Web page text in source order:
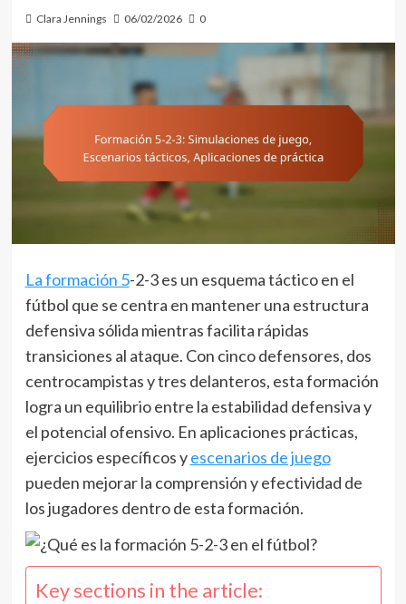
Clara Jennings 06/02/2026 0
La formación 5-2-3 es un esquema táctico en el
fútbol que se centra en mantener una estructura
defensiva sólida mientras facilita rápidas
transiciones al ataque. Con cinco defensores, dos
centrocampistas y tres delanteros, esta formación
logra un equilibrio entre la estabilidad defensiva y
el potencial ofensivo. En aplicaciones prácticas,
ejercicios específicos yescenarios de juego
pueden mejorar la comprensión y efectividad de
los jugadores dentro de esta formación.
Key sections in the article: